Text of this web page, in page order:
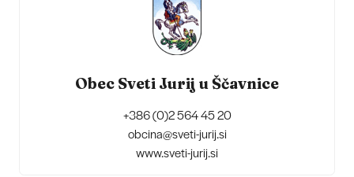
Obec Sveti Jurij u Ščavnice
+386 (0)2 564 45 20
obcina@sveti-jurij.si
www.sveti-jurij.si